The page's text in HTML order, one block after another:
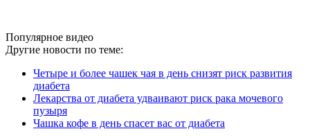
Популярное видео
Другие новости по теме:
Четыре и более чашек чая в день снизят риск развития
диабета
Лекарства от диабета удваивают риск рака мочевого
пузыря
Чашка кофе в день спасет вас от диабета